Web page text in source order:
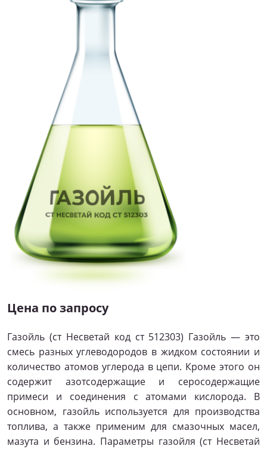
Цена по запросу
Газойль (ст Несветай код ст 512303) Газойль — это
смесь разных углеводородов в жидком состоянии и
количество атомов углерода в цепи. Кроме этого он
содержит азотсодержащие и серосодержащие
примеси и соединения с атомами кислорода. В
основном, газойль используется для производства
топлива, а также применим для смазочных масел,
мазута и бензина. Параметры газойля (ст Несветай